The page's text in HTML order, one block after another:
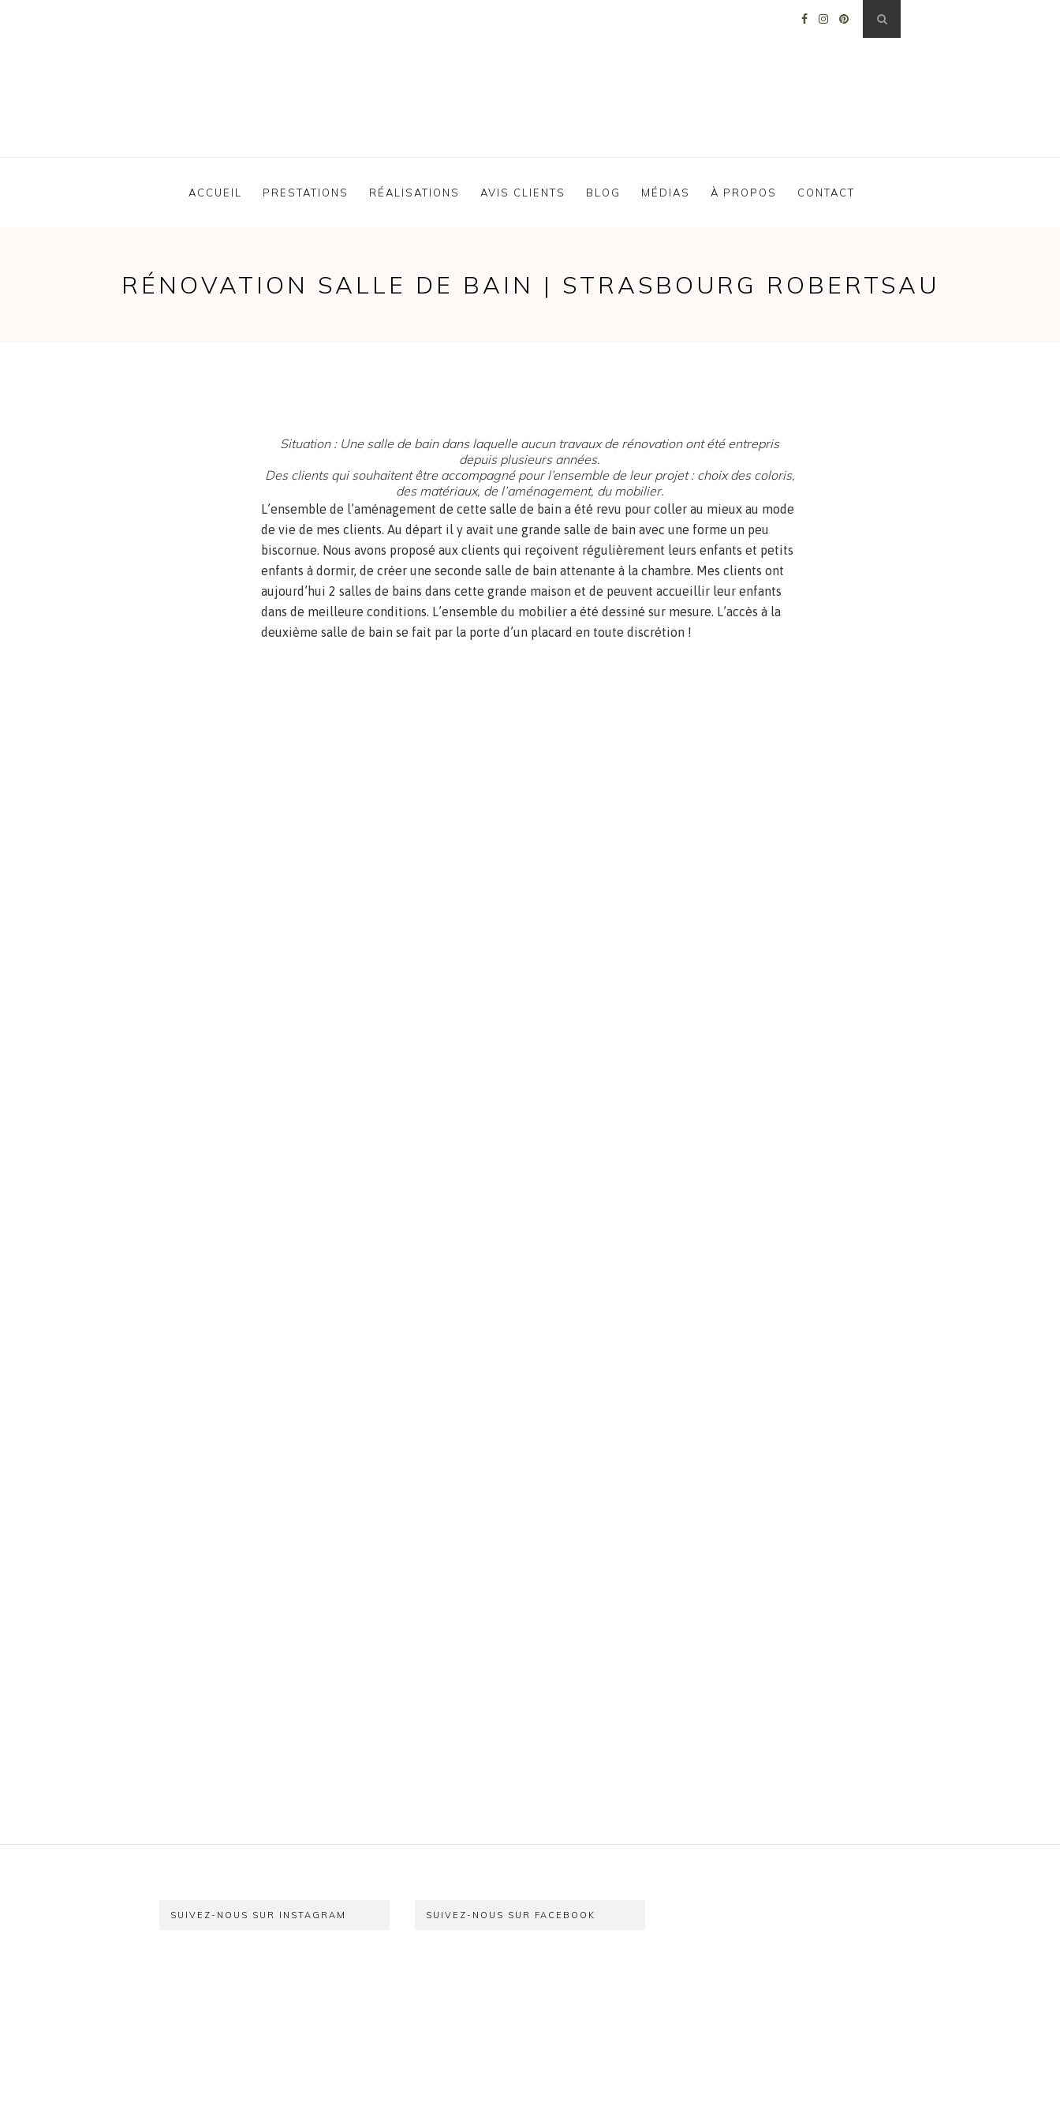
ACCUEIL PRESTATIONS RÉALISATIONS AVIS CLIENTS BLOG MÉDIAS À PROPOS CONTACT
RÉNOVATION SALLE DE BAIN | STRASBOURG ROBERTSAU
Situation : Une salle de bain dans laquelle aucun travaux de rénovation ont été entrepris
depuis plusieurs années.
Des clients qui souhaitent être accompagné pour l’ensemble de leur projet : choix des coloris,
des matériaux, de l’aménagement, du mobilier.
L’ensemble de l’aménagement de cette salle de bain a été revu pour coller au mieux au mode
de vie de mes clients. Au départ il y avait une grande salle de bain avec une forme un peu
biscornue. Nous avons proposé aux clients qui reçoivent régulièrement leurs enfants et petits
enfants à dormir, de créer une seconde salle de bain attenante à la chambre. Mes clients ont
aujourd’hui 2 salles de bains dans cette grande maison et de peuvent accueillir leur enfants
dans de meilleure conditions. L’ensemble du mobilier a été dessiné sur mesure. L’accès à la
deuxième salle de bain se fait par la porte d’un placard en toute discrétion !
SUIVEZ-NOUS SUR INSTAGRAM SUIVEZ-NOUS SUR FACEBOOK